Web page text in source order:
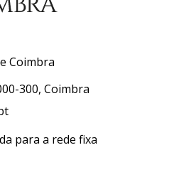
Coimbra
300, Coimbra
para a rede fixa